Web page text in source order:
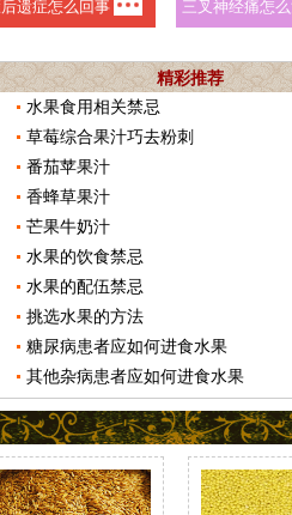
精彩推荐
水果食用相关禁忌
草莓综合果汁巧去粉刺
番茄苹果汁
香蜂草果汁
芒果牛奶汁
水果的饮食禁忌
水果的配伍禁忌
挑选水果的方法
糖尿病患者应如何进食水果
其他杂病患者应如何进食水果